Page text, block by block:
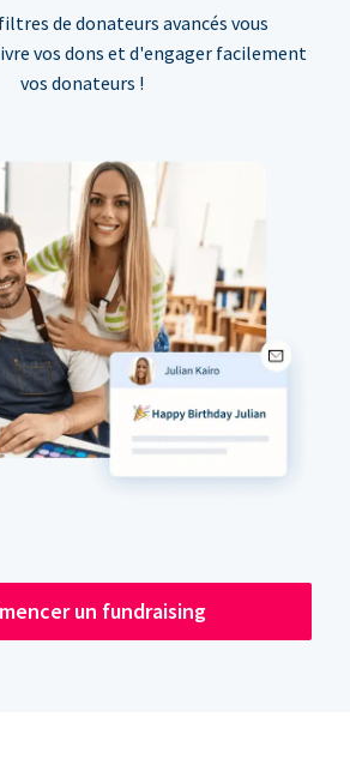
de donateurs avancés vous
vos dons et d'engager facilement
vos donateurs !
un fundraising